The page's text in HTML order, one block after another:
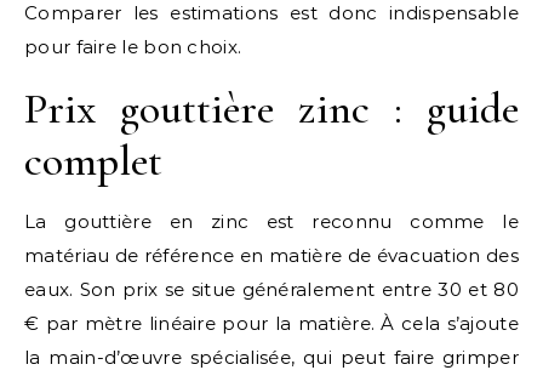
Comparer les estimations est donc indispensable
pour faire le bon choix.
Prix gouttière zinc : guide
complet
La gouttière en zinc est reconnu comme le
matériau de référence en matière de évacuation des
eaux. Son prix se situe généralement entre 30 et 80
€ par mètre linéaire pour la matière. À cela s’ajoute
la main-d’œuvre spécialisée, qui peut faire grimper